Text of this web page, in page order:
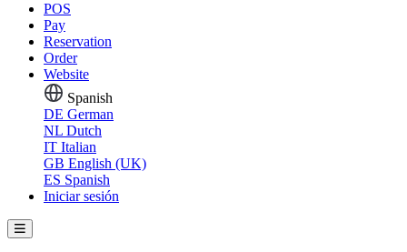
POS
Pay
Reservation
Order
Website
Spanish
DE German
NL Dutch
IT Italian
GB English (UK)
ES Spanish
Iniciar sesión